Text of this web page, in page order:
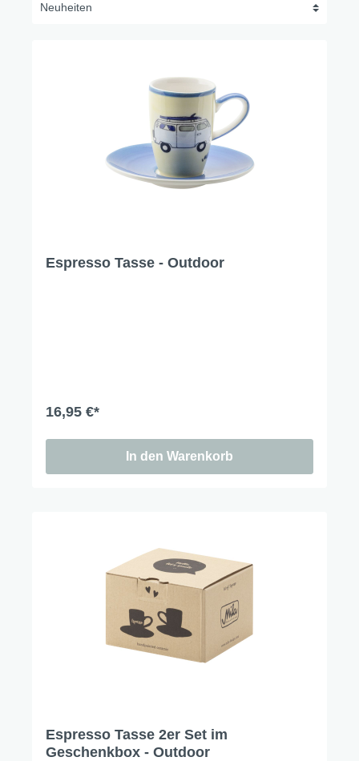
Espresso Tasse - Outdoor
16,95 €*
In den Warenkorb
Espresso Tasse 2er Set im
Geschenkbox - Outdoor